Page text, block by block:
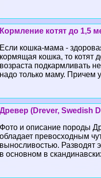
Кормление котят до 1,5
Если кошка-мама -
кормящая кошка, то котят
возраста подкармливать
надо только маму. Причем
Древер (Drever, Swedish
Фото и описание породы
обладает превосходным
выносливостью. Разводят
в основном в